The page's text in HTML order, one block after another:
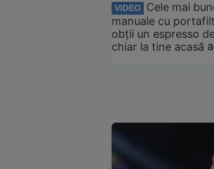
VIDEO
Cele mai
manuale cu
obții un espresso
chiar la tine acasă